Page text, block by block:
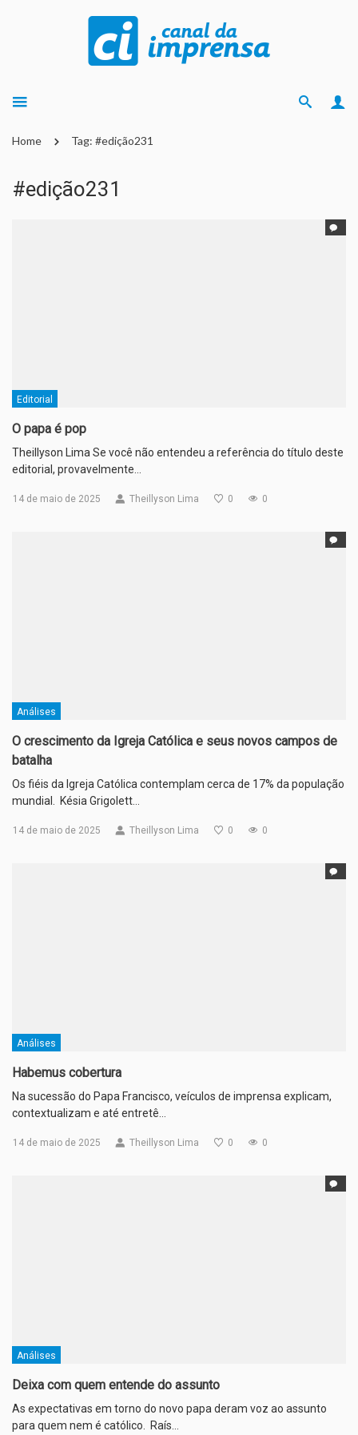
Home Tag: #edição231
#edição231
Editorial
O papa é pop
Theillyson Lima Se você não entendeu a referência do título deste
editorial, provavelmente…
14 de maio de 2025 Theillyson Lima 0 0
Análises
O crescimento da Igreja Católica e seus novos campos de
batalha
Os fiéis da Igreja Católica contemplam cerca de 17% da população
mundial. Késia Grigolett…
14 de maio de 2025 Theillyson Lima 0 0
Análises
Habemus cobertura
Na sucessão do Papa Francisco, veículos de imprensa explicam,
contextualizam e até entretê…
14 de maio de 2025 Theillyson Lima 0 0
Análises
Deixa com quem entende do assunto
As expectativas em torno do novo papa deram voz ao assunto
para quem nem é católico. Raís…